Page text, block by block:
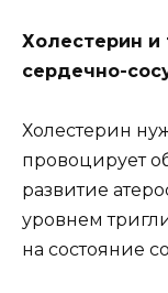
Холестерин и
сердечно-
Холестерин
провоцирует
развитие
уровнем
на состояние